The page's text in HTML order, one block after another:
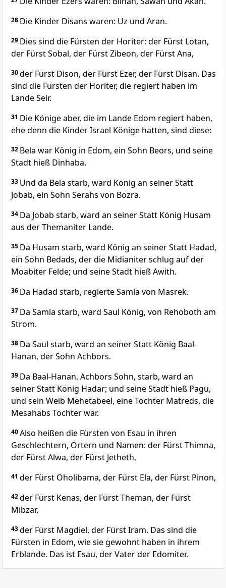
28 Die Kinder Disans waren: Uz und Aran.
29 Dies sind die Fürsten der Horiter: der Fürst Lotan,
der Fürst Sobal, der Fürst Zibeon, der Fürst Ana,
30der Fürst Dison, der Fürst Ezer, der Fürst Disan. Das
sind die Fürsten der Horiter, die regiert haben im
Lande Seir.
31 Die Könige aber, die im Lande Edom regiert haben,
ehe denn die Kinder Israel Könige hatten, sind diese:
32 Bela war König in Edom, ein Sohn Beors, und seine
Stadt hieß Dinhaba.
33 Und da Bela starb, ward König an seiner Statt
Jobab, ein Sohn Serahs von Bozra.
34 Da Jobab starb, ward an seiner Statt König Husam
aus der Themaniter Lande.
35 Da Husam starb, ward König an seiner Statt Hadad,
ein Sohn Bedads, der die Midianiter schlug auf der
Moabiter Felde; und seine Stadt hieß Awith.
36 Da Hadad starb, regierte Samla von Masrek.
37 Da Samla starb, ward Saul König, von Rehoboth am
Strom.
38 Da Saul starb, ward an seiner Statt König Baal-
Hanan, der Sohn Achbors.
39 Da Baal-Hanan, Achbors Sohn, starb, ward an
seiner Statt König Hadar; und seine Stadt hieß Pagu,
und sein Weib Mehetabeel, eine Tochter Matreds, die
Mesahabs Tochter war.
40Also heißen die Fürsten von Esau in ihren
Geschlechtern, Örtern und Namen: der Fürst Thimna,
der Fürst Alwa, der Fürst Jetheth,
41 der Fürst Oholibama, der Fürst Ela, der Fürst Pinon,
42der Fürst Kenas, der Fürst Theman, der Fürst
Mibzar,
43der Fürst Magdiel, der Fürst Iram. Das sind die
Fürsten in Edom, wie sie gewohnt haben in ihrem
Erblande. Das ist Esau, der Vater der Edomiter.